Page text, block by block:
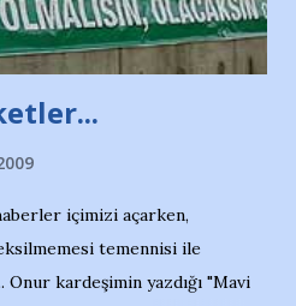
içimizi açarken,
temennisi ile
Onur kardeşimin yazdığı "Mavi